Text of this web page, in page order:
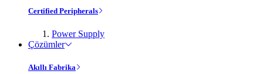
Certified Peripherals
Power Supply
Çözümler
Akıllı Fabrika